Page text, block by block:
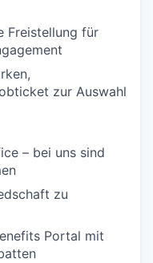
Freistellung für
zur Auswahl
– bei uns sind
zu
Portal mit